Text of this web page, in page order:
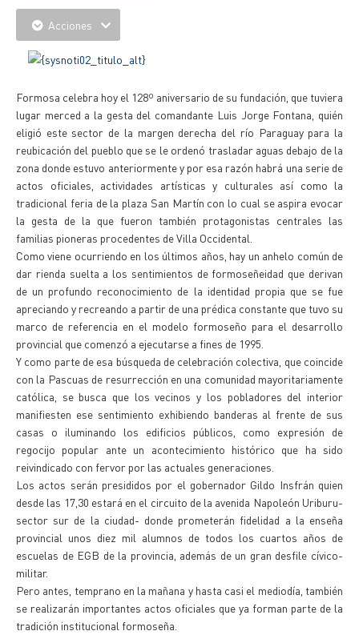
Acciones
Formosa celebra hoy el 128º aniversario de su fundación, que tuviera
lugar merced a la gesta del comandante Luis Jorge Fontana, quién
eligió este sector de la margen derecha del río Paraguay para la
reubicación del pueblo que se le ordenó trasladar aguas debajo de la
zona donde estuvo anteriormente y por esa razón habrá una serie de
actos oficiales, actividades artísticas y culturales así como la
tradicional feria de la plaza San Martín con lo cual se aspira evocar
la gesta de la que fueron también protagonistas centrales las
familias pioneras procedentes de Villa Occidental.
Como viene ocurriendo en los últimos años, hay un anhelo común de
dar rienda suelta a los sentimientos de formoseñeidad que derivan
de un profundo reconocimiento de la identidad propia que se fue
apreciando y recreando a partir de una prédica constante que tuvo su
marco de referencia en el modelo formoseño para el desarrollo
provincial que comenzó a ejecutarse a fines de 1995.
Y como parte de esa búsqueda de celebración colectiva, que coincide
con la Pascuas de resurrección en una comunidad mayoritariamente
católica, se busca que los vecinos y los pobladores del interior
manifiesten ese sentimiento exhibiendo banderas al frente de sus
casas o iluminando los edificios públicos, como expresión de
regocijo popular ante un acontecimiento histórico que ha sido
reivindicado con fervor por las actuales generaciones.
Los actos serán presididos por el gobernador Gildo Insfrán quien
desde las 17,30 estará en el circuito de la avenida Napoleón Uriburu-
sector sur de la ciudad- donde prometerán fidelidad a la enseña
provincial unos diez mil alumnos de todos los cuartos años de
escuelas de EGB de la provincia, además de un gran desfile cívico-
militar.
Pero antes, temprano en la mañana y hasta casi el mediodía, también
se realizarán importantes actos oficiales que ya forman parte de la
tradición institucional formoseña.